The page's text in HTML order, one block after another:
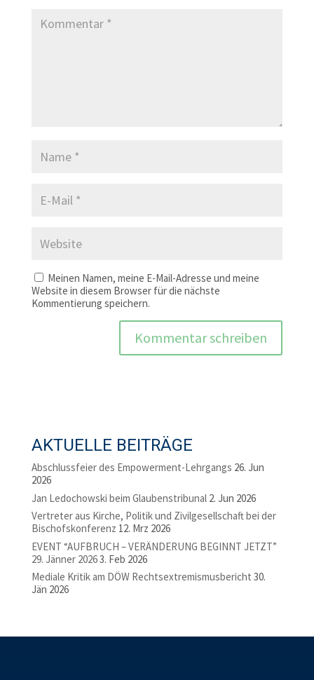
Meinen Namen, meine E-Mail-Adresse und meine
Website in diesem Browser für die nächste
Kommentierung speichern.
AKTUELLE BEITRÄGE
Abschlussfeier des Empowerment-Lehrgangs 26. Jun
2026
Jan Ledochowski beim Glaubenstribunal 2. Jun 2026
Vertreter aus Kirche, Politik und Zivilgesellschaft bei der
Bischofskonferenz 12. Mrz 2026
EVENT “AUFBRUCH – VERÄNDERUNG BEGINNT JETZT”
29. Jänner 20263. Feb 2026
Mediale Kritik am DÖW Rechtsextremismusbericht 30.
Jän 2026